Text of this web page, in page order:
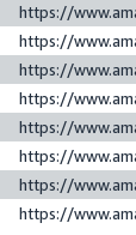
https://
https://
https://
https://
https://
https://
https://
https://